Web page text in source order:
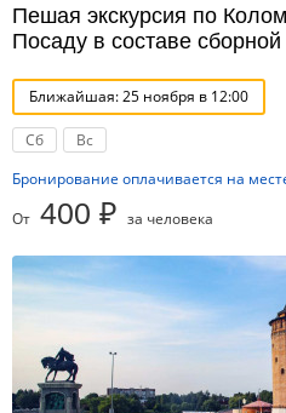
Пешая экскурсия по
Посаду в составе сборной
Ближайшая: 25 ноября в 12:00
Сб
Вс
Бронирование оплачивается на
От 400 ₽ за человека